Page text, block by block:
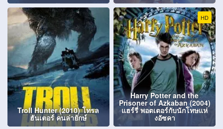
Troll Hunter (2010) โทรล
ฮันเตอร์ คนล่ายักษ์
HD
Harry Potter and the
Prisoner of Azkaban (2004)
แฮร์รี่ พอตเตอร์กับนักโทษแห่
งอัซคา